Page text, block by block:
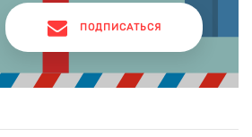
ПОДПИСАТЬСЯ